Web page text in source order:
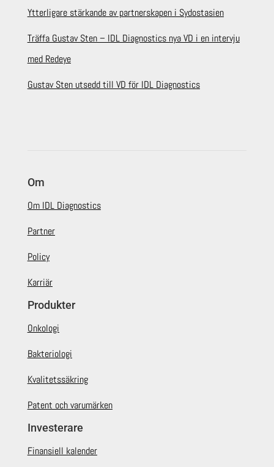
Ytterligare stärkande av partnerskapen i Sydostasien
Träffa Gustav Sten – IDL Diagnostics nya VD i en intervju
med Redeye
Gustav Sten utsedd till VD för IDL Diagnostics
Om
Om IDL Diagnostics
Partner
Policy
Karriär
Produkter
Onkologi
Bakteriologi
Kvalitetssäkring
Patent och varumärken
Investerare
Finansiell kalender